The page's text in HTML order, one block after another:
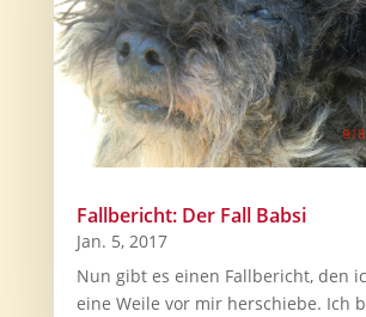
Fallbericht: Der Fall Babsi
Jan. 5, 2017
Nun gibt es einen Fallbericht, den
eine Weile vor mir herschiebe. Ich